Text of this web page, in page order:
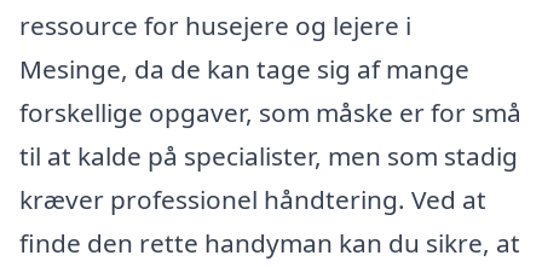
ressource for husejere og lejere i
Mesinge, da de kan tage sig af mange
forskellige opgaver, som måske er for små
til at kalde på specialister, men som stadig
kræver professionel håndtering. Ved at
finde den rette handyman kan du sikre, at